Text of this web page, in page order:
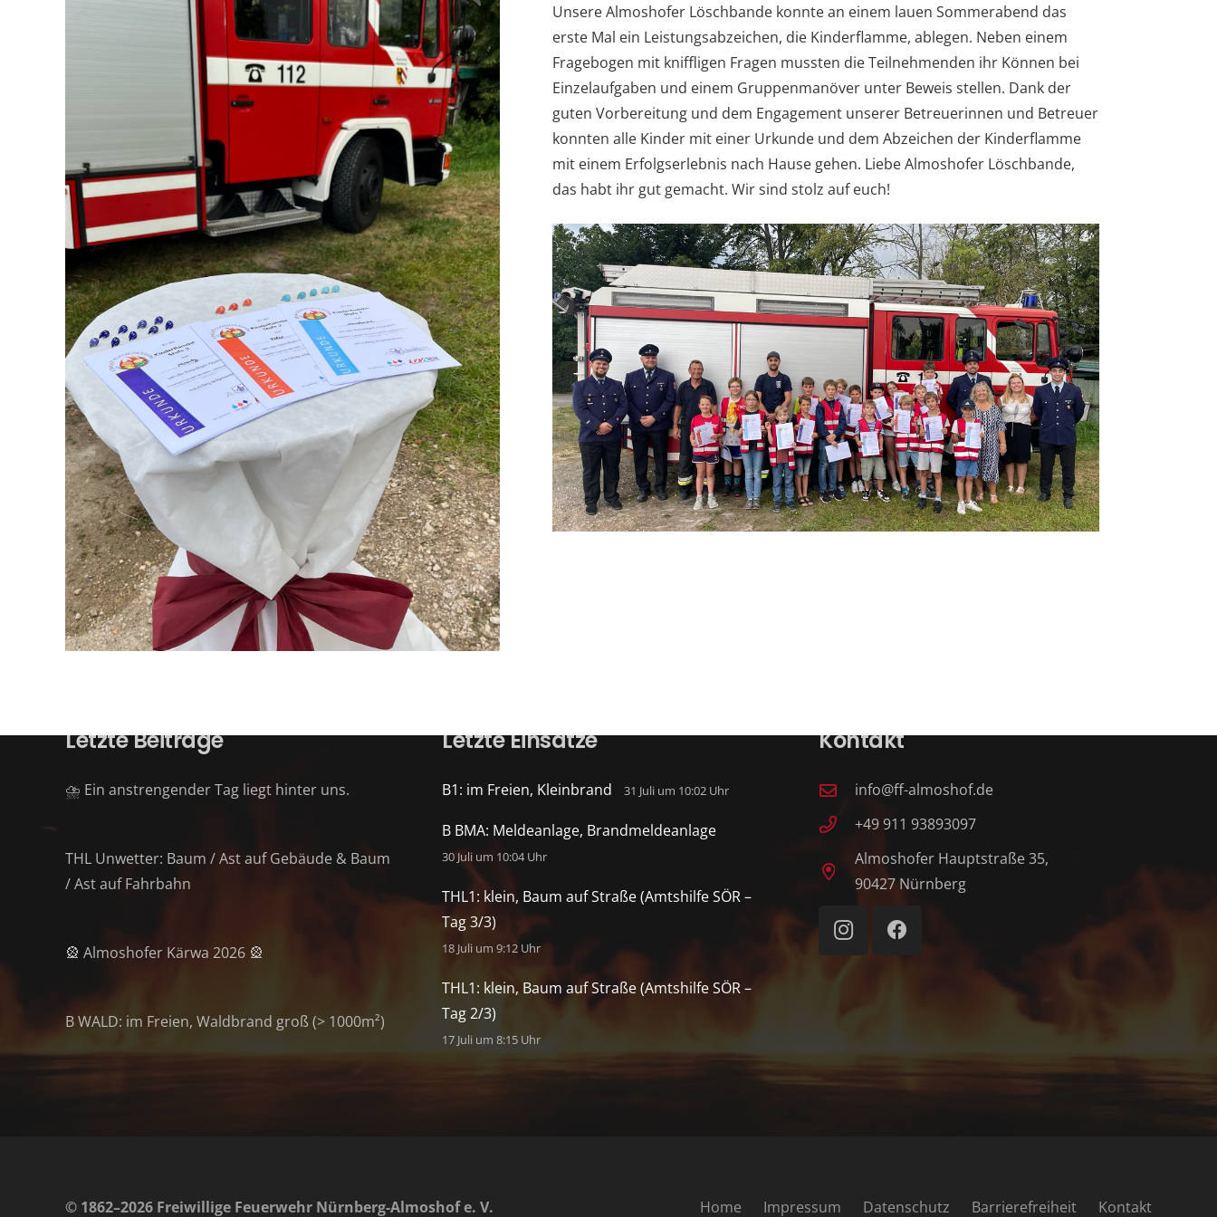
Unsere Almoshofer Löschbande konnte an einem lauen Sommerabend das
erste Mal ein Leistungsabzeichen, die Kinderflamme, ablegen. Neben einem
Fragebogen mit kniffligen Fragen mussten die Teilnehmenden ihr Können bei
Einzelaufgaben und einem Gruppenmanöver unter Beweis stellen. Dank der
guten Vorbereitung und dem Engagement unserer Betreuerinnen und Betreuer
konnten alle Kinder mit einer Urkunde und dem Abzeichen der Kinderflamme
mit einem Erfolgserlebnis nach Hause gehen. Liebe Almoshofer Löschbande,
das habt ihr gut gemacht. Wir sind stolz auf euch!
Letzte Beiträge
⛈️ Ein anstrengender Tag liegt hinter uns.
THL Unwetter: Baum / Ast auf Gebäude & Baum
/ Ast auf Fahrbahn
🎡 Almoshofer Kärwa 2026 🎡
B WALD: im Freien, Waldbrand groß (> 1000m²)
Letzte Einsätze
B1: im Freien, Kleinbrand 31 Juli um 10:02 Uhr
B BMA: Meldeanlage, Brandmeldeanlage
30 Juli um 10:04 Uhr
THL1: klein, Baum auf Straße (Amtshilfe SÖR –
Tag 3/3)
18 Juli um 9:12 Uhr
THL1: klein, Baum auf Straße (Amtshilfe SÖR –
Tag 2/3)
17 Juli um 8:15 Uhr
Kontakt
info@ff-almoshof.de
+49 911 93893097
Almoshofer Hauptstraße 35,
90427 Nürnberg
© 1862–2026 Freiwillige Feuerwehr Nürnberg-Almoshof e. V. Home Impressum Datenschutz Barrierefreiheit Kontakt